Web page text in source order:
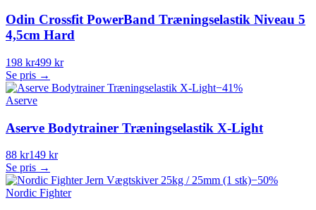
Odin Crossfit PowerBand Træningselastik Niveau 5
4,5cm Hard
198 kr499 kr
Se pris →
−41%
Aserve
Aserve Bodytrainer Træningselastik X-Light
88 kr149 kr
Se pris →
−50%
Nordic Fighter